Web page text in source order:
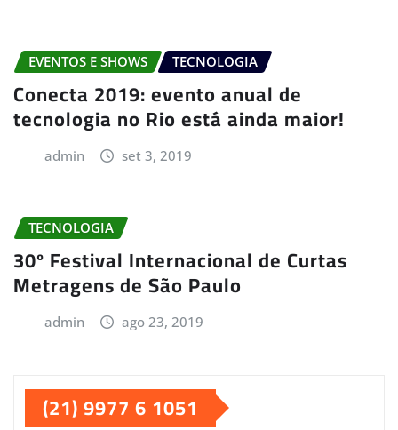
EVENTOS E SHOWS TECNOLOGIA
Conecta 2019: evento anual de
tecnologia no Rio está ainda maior!
admin set 3, 2019
TECNOLOGIA
30º Festival Internacional de Curtas
Metragens de São Paulo
admin ago 23, 2019
(21) 9977 6 1051